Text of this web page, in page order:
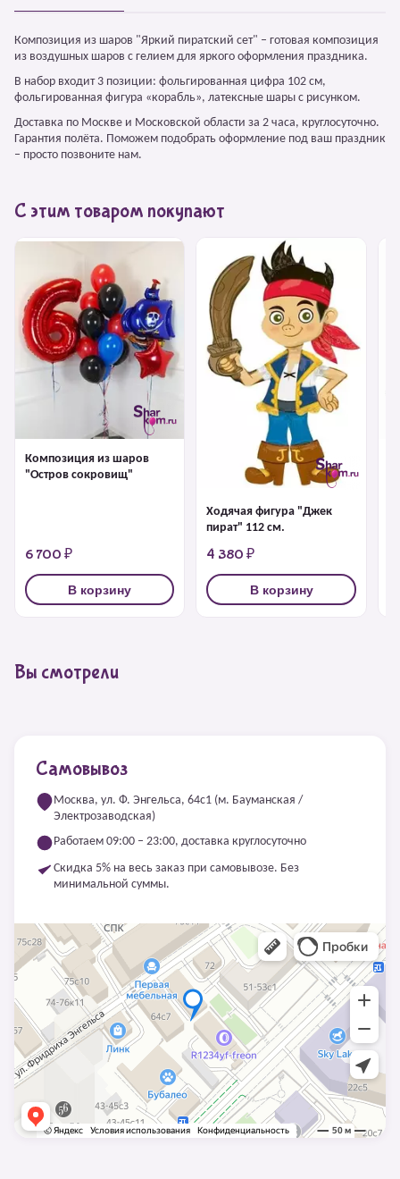
Композиция из шаров "Яркий пиратский сет" – готовая композиция
из воздушных шаров с гелием для яркого оформления праздника.
В набор входит 3 позиции: фольгированная цифра 102 см,
фольгированная фигура «корабль», латексные шары с рисунком.
Доставка по Москве и Московской области за 2 часа, круглосуточно.
Гарантия полёта. Поможем подобрать оформление под ваш праздник
– просто позвоните нам.
С этим товаром покупают
Композиция из шаров
"Остров сокровищ"
6 700 ₽
В корзину
Ходячая фигура "Джек
пират" 112 см.
4 380 ₽
В корзину
Вы смотрели
Самовывоз
Москва, ул. Ф. Энгельса, 64с1 (м. Бауманская /
Электрозаводская)
Работаем 09:00 – 23:00, доставка круглосуточно
Скидка 5% на весь заказ при самовывозе. Без
минимальной суммы.